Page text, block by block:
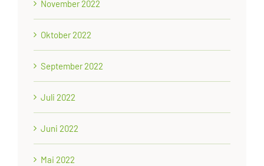
November 2022
Oktober 2022
September 2022
Juli 2022
Juni 2022
Mai 2022